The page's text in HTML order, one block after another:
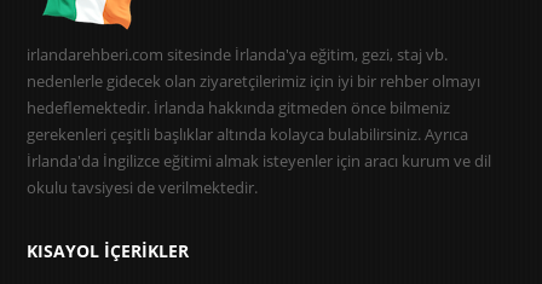
irlandarehberi.com sitesinde İrlanda'ya eğitim, gezi, staj vb.
nedenlerle gidecek olan ziyaretçilerimiz için iyi bir rehber olmayı
hedeflemektedir. İrlanda hakkında gitmeden önce bilmeniz
gerekenleri çeşitli başlıklar altında kolayca bulabilirsiniz. Ayrıca
İrlanda'da İngilizce eğitimi almak isteyenler için aracı kurum ve dil
okulu tavsiyesi de verilmektedir.
KISAYOL İÇERIKLER